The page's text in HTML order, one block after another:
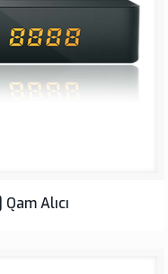
Alıcı